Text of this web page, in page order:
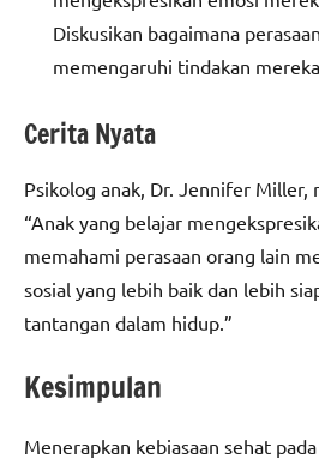
Diskusikan bagaimana
memengaruhi tindakan mereka.
Cerita Nyata
Psikolog anak, Dr. Jennifer Miller,
“Anak yang belajar
memahami perasaan orang lain
sosial yang lebih baik dan lebih
tantangan dalam hidup.”
Kesimpulan
Menerapkan kebiasaan sehat